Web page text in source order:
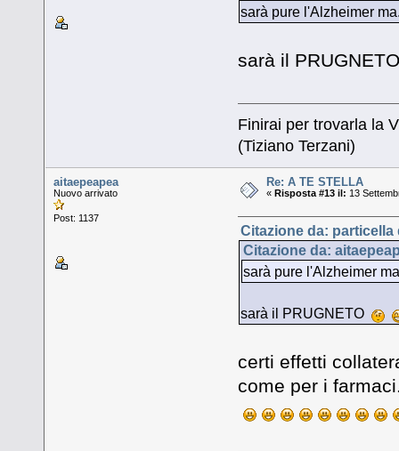
sarà pure l'Alzheimer
sarà il
Finirai per trovarla la
(Tiziano Terzani)
aitaepeapea
Nuovo arrivato
Post: 1137
Re: A TE STELLA
«Risposta #13 il: 13
Citazione da: particella
Citazione da:
sarà pure l'Alzheimer
sarà il PRUGNETO
certi effetti
come per i